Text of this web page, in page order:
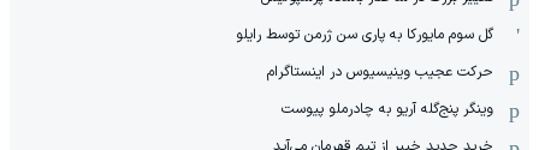
گل سوم مایورکا به پاری سن ژرمن توسط رایلو
حرکت عجیب وینیسیوس در اینستاگرام
وینگر پنج‌گله آریو به چادرملو پیوست